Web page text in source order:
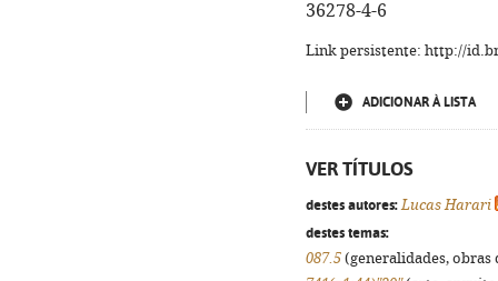
36278-4-6
Link persistente: http://
ADICIONAR À LISTA
VER TÍTULOS
destes autores: Lucas Harari
destes temas:
087.5 (generalidades,